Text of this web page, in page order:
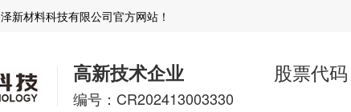
新材料科技有限公司官方网站！
高新技术企业
编号：CR202413003330
股票代码